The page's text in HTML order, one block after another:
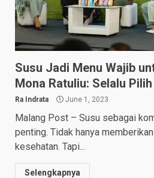
Susu Jadi Menu Wajib
Mona Ratuliu: Selalu
Ra Indrata June 1, 2023
Malang Post – Susu sebagai
penting. Tidak hanya
kesehatan. Tapi...
Selengkapnya